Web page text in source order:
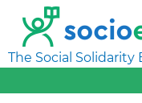
The Social